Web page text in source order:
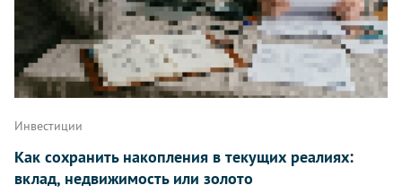
Инвестиции
Как сохранить накопления в текущих реалиях:
вклад, недвижимость или золото